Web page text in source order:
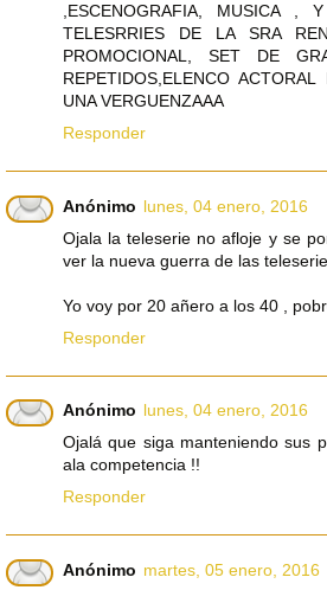
,ESCENOGRAFIA, MUSICA ,
TELESRRIES DE LA SRA
PROMOCIONAL, SET DE
REPETIDOS,ELENCO
UNA VERGUENZAAA
Responder
Anónimo lunes, 04 enero, 2016
Ojala la teleserie no afloje y se
ver la nueva guerra de las
Yo voy por 20 añero a los 40 ,
Responder
Anónimo lunes, 04 enero, 2016
Ojalá que siga manteniendo sus
ala competencia !!
Responder
Anónimo martes, 05 enero, 2016